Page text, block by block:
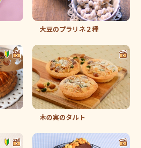
大豆のプラリネ２種
木の実のタルト